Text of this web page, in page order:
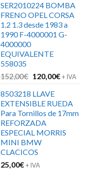
SER2010224 BOMBA
FRENO OPEL CORSA
1.2 1.3 desde 1983 a
1990 F-4000001 G-
4000000
EQUIVALENTE
558035
152,00€ El
original
era:
152,00€.
120,00€El
es:
120,00€.
+ IVA
8503218 LLAVE
EXTENSIBLE RUEDA
Para Tornillos de 17mm
REFORZADA
ESPECIAL MORRIS
MINI BMW
CLACICOS
25,00€+ IVA